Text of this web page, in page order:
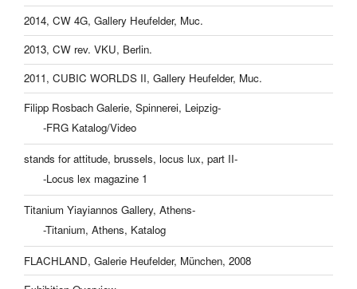
2014, CW 4G, Gallery Heufelder, Muc.
2013, CW rev. VKU, Berlin.
2011, CUBIC WORLDS II, Gallery Heufelder, Muc.
Filipp Rosbach Galerie, Spinnerei, Leipzig-
-FRG Katalog/Video
stands for attitude, brussels, locus lux, part II-
-Locus lex magazine 1
Titanium Yiayiannos Gallery, Athens-
-Titanium, Athens, Katalog
FLACHLAND, Galerie Heufelder, München, 2008